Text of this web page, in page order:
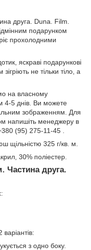
друга. Duna. Film.
подарунком
прохолодними
яскраві подарункові
не тільки тіло, а
на власному
4-5 днів. Ви можете
зображенням. Для
напишіть менеджеру в
(95) 275-11-45 .
щільністю 325 г/кв. м.
30% поліестер.
Частина друга.
з одно боку.